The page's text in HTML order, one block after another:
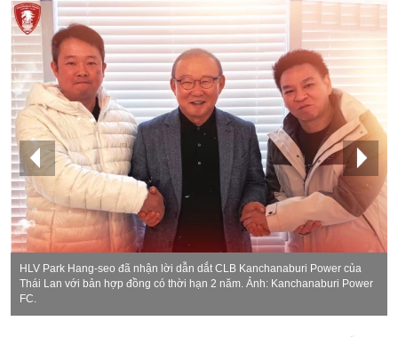
HLV Park Hang-seo đã nhận lời dẫn dắt CLB Kanchanaburi Power của
Thái Lan với bản hợp đồng có thời hạn 2 năm. Ảnh: Kanchanaburi Power
FC.